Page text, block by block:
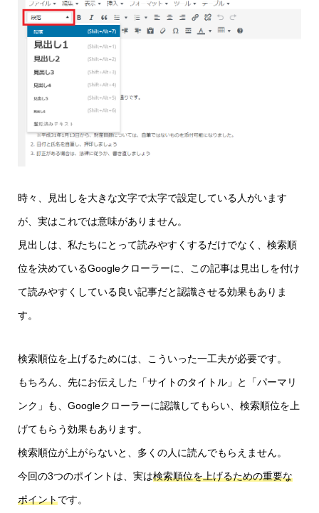
時々、見出しを大きな文字で太字で設定している人がいます
が、実はこれでは意味がありません。
見出しは、私たちにとって読みやすくするだけでなく、検索順
位を決めているGoogleクローラーに、この記事は見出しを付け
て読みやすくしている良い記事だと認識させる効果もありま
す。
検索順位を上げるためには、こういった一工夫が必要です。
もちろん、先にお伝えした「サイトのタイトル」と「パーマリ
ンク」も、Googleクローラーに認識してもらい、検索順位を上
げてもらう効果もあります。
検索順位が上がらないと、多くの人に読んでもらえません。
今回の3つのポイントは、実は検索順位を上げるための重要な
ポイントです。